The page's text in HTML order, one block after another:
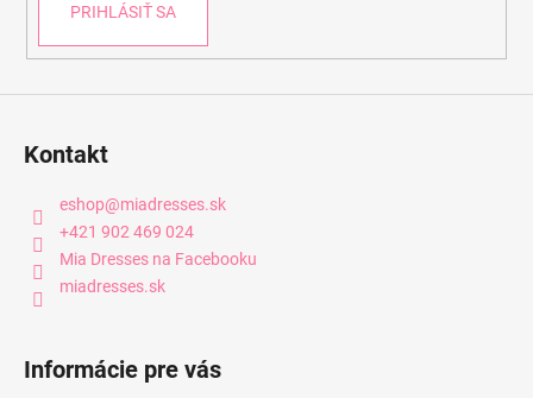
PRIHLÁSIŤ SA
Kontakt
eshop@miadresses.sk
+421 902 469 024
Mia Dresses na Facebooku
miadresses.sk
Informácie pre vás